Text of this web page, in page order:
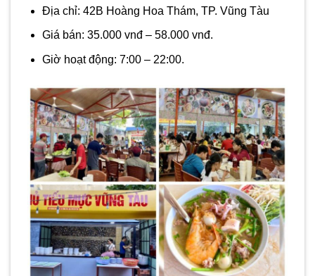
Địa chỉ: 42B Hoàng Hoa Thám, TP. Vũng Tàu
Giá bán: 35.000 vnđ – 58.000 vnđ.
Giờ hoạt động: 7:00 – 22:00.